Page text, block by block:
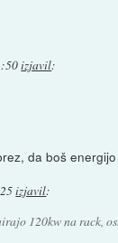
izjavil:
da boš
izjavil:
120kw na rack,